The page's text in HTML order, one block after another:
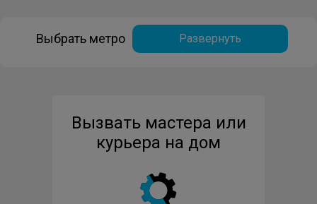
Выбрать метро Развернуть
Вызвать мастера или
курьера на дом